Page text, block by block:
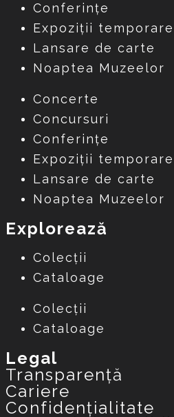
Conferințe
Expoziții temporare
Lansare de carte
Noaptea Muzeelor
Concerte
Concursuri
Conferințe
Expoziții temporare
Lansare de carte
Noaptea Muzeelor
Explorează
Colecții
Cataloage
Colecții
Cataloage
Legal
Transparență
Cariere
Confidențialitate